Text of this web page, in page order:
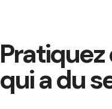
qui a du